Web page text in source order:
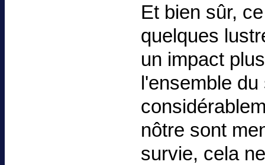
Et bien sûr,
quelques
un impact
l'ensemble
nôtre sont
survie, cela